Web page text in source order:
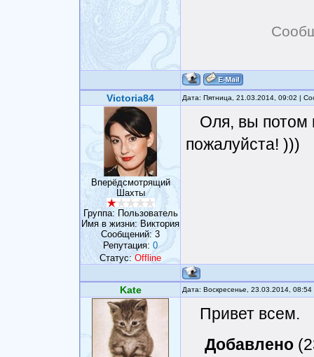
Victoria84 Дата: Пятница, 21.03.2014, 09:02 |
Вперёдсмотрящий
Шахты
Группа: Пользователь
Имя в жизни: Виктория
Сообщений: 3
Репутация: 0
Статус:Offline
Оля, вы потом
пожалуйста! )))
Kate Дата: Воскресенье, 23.03.2014,
Привет всем.
Добавлено